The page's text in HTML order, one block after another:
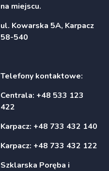
na miejscu.
ul. Kowarska 5A, Karpacz
58-540
Telefony kontaktowe:
Centrala: +48 533 123
422
Karpacz: +48 733 432 140
Karpacz: +48 733 432 122
Szklarska Poręba i